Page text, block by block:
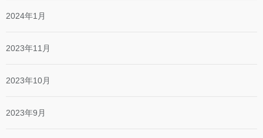
2024年1月
2023年11月
2023年10月
2023年9月